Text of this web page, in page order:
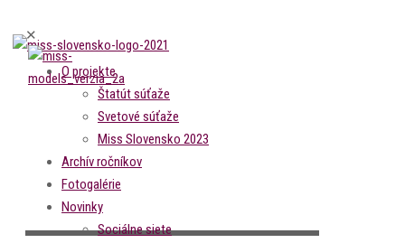
✕
O projekte
Štatút súťaže
Svetové súťaže
Miss Slovensko 2023
Archív ročníkov
Fotogalérie
Novinky
Sociálne siete